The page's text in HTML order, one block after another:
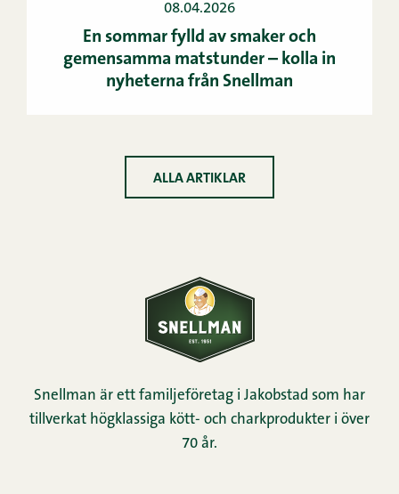
08.04.2026
En sommar fylld av smaker och
gemensamma matstunder – kolla in
nyheterna från Snellman
ALLA ARTIKLAR
Snellman är ett familjeföretag i Jakobstad som har
tillverkat högklassiga kött- och charkprodukter i över
70 år.